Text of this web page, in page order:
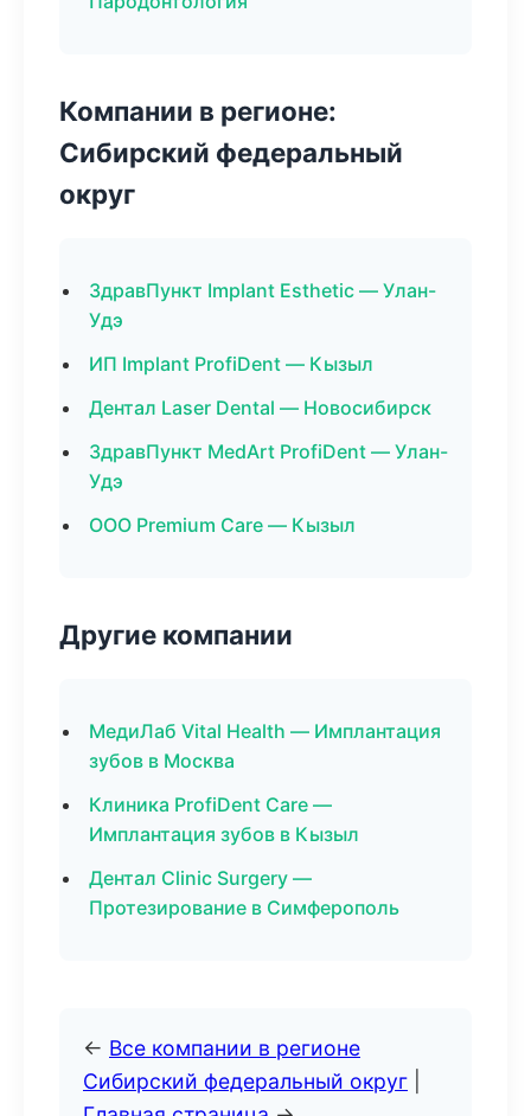
Компании в регионе:
Сибирский федеральный
округ
ЗдравПункт Implant Esthetic — Улан-
Удэ
ИП Implant ProfiDent — Кызыл
Дентал Laser Dental — Новосибирск
ЗдравПункт MedArt ProfiDent — Улан-
Удэ
ООО Premium Care — Кызыл
Другие компании
МедиЛаб Vital Health — Имплантация
зубов в Москва
Клиника ProfiDent Care —
Имплантация зубов в Кызыл
Дентал Clinic Surgery —
Протезирование в Симферополь
← Все компании в регионе
Сибирский федеральный округ